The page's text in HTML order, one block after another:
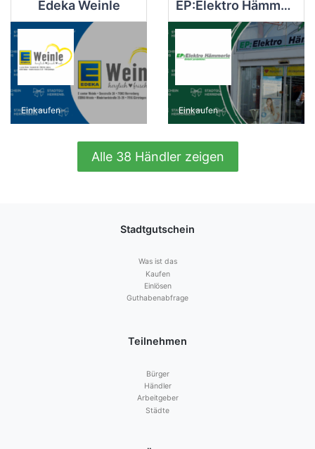
Edeka Weinle
Einkaufen
EP:Elektro Hämmerle, Elektro Hämmerle GmbH & Co. KG
Einkaufen
Alle 38 Händler zeigen
Stadtgutschein
Was ist das
Kaufen
Einlösen
Guthabenabfrage
Teilnehmen
Bürger
Händler
Arbeitgeber
Städte